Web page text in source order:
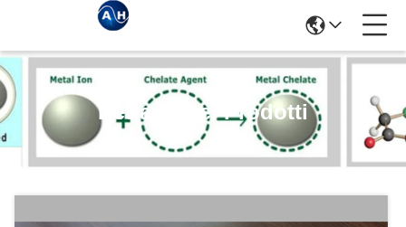
Dettagli Dei Prodotti